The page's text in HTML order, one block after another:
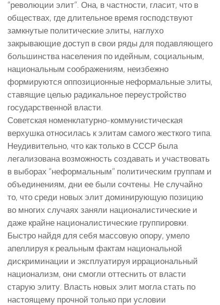
“революции элит”. Она, в частности, гласит, что в
обществах, где длительное время господствуют
замкнутые политические элиты, наглухо
закрывающие доступ в свои ряды для подавляющего
большинства населения по идейным, социальным,
национальным соображениям, неизбежно
формируются оппозиционные неформальные элиты,
ставящие целью радикальное переустройство
государственной власти.
Советская номенклатурно-коммунистическая
верхушка относилась к элитам самого жесткого типа.
Неудивительно, что как только в СССР была
легализована возможность создавать и участвовать
в выборах “неформальным” политическим группам и
объединениям, дни ее были сочтены. Не случайно
то, что среди новых элит доминирующую позицию
во многих случаях заняли националистические и
даже крайне националистические группировки.
Быстро найдя для себя массовую опору, умело
апеллируя к реальным фактам национальной
дискриминации и эксплуатируя иррациональный
национализм, они смогли оттеснить от власти
старую элиту. Власть новых элит могла стать по
настоящему прочной только при условии